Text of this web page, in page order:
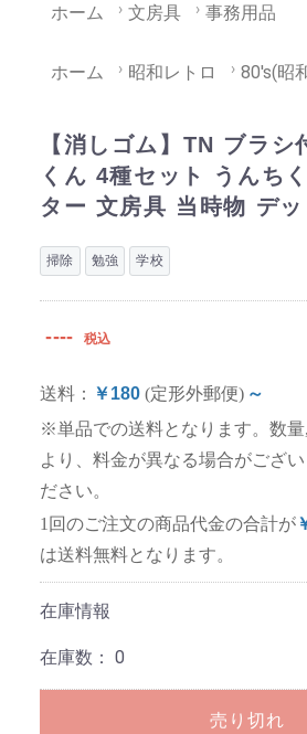
ホーム 文房具 事務用品
ホーム 昭和レトロ 80's(昭
【消しゴム】TN ブラシ
くん 4種セット うんち
ター 文房具 当時物 デッ
掃除 勉強 学校
---- 税込
送料： ￥180 (定形外郵便) ～
※単品での送料となります。数
より、料金が異なる場合がござ
ださい。
1回のご注文の商品代金の合計が
は送料無料となります。
在庫情報
在庫数： 0
売り切れ